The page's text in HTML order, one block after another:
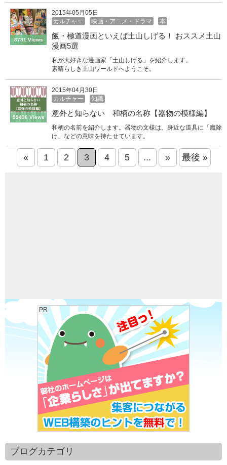
8781 Views
2015年05月05日
カルチャー
映画・アニメ・ドラマ 本
飯・極道漫画といえば土山しげる！ おススメ土山
漫画5選
私が大好きな漫画家「土山しげる」を紹介します。
素晴らしき土山ワールドへようこそ。
59438 Views
2015年04月30日
カルチャー
知識
意外と知らない 和柄の名称【器物の模様編】
和柄の名前を紹介します。器物の文様は、身近な道具に「魔除
け」などの意味を持たせています。
« 1 2 3 4 5 ... » 最後 »
PR
ブログカテゴリ